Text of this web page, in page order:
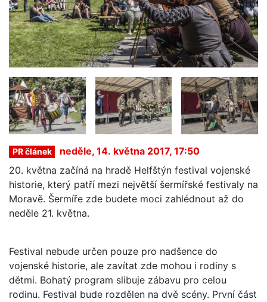
PR článek
neděle, 14. května 2017, 17:50
20. května začíná na hradě Helfštýn festival vojenské
historie, který patří mezi největší šermířské festivaly na
Moravě. Šermíře zde budete moci zahlédnout až do
neděle 21. května.
Festival nebude určen pouze pro nadšence do
vojenské historie, ale zavítat zde mohou i rodiny s
dětmi. Bohatý program slibuje zábavu pro celou
rodinu. Festival bude rozdělen na dvě scény. První část